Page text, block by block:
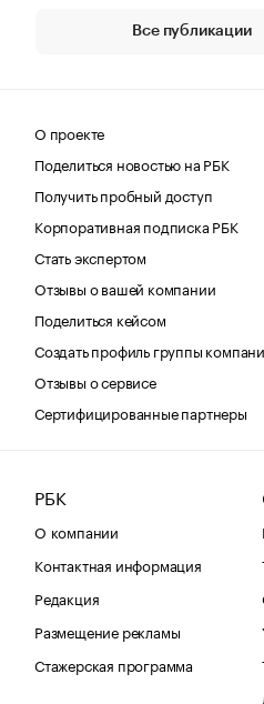
Все публикации
О проекте
Поделиться новостью на РБК
Получить пробный доступ
Корпоративная подписка РБК
Стать экспертом
Отзывы о вашей компании
Поделиться кейсом
Создать профиль группы
Отзывы о сервисе
Сертифицированные партнеры
РБК
О компании
Контактная информация
Редакция
Размещение рекламы
Стажерская программа